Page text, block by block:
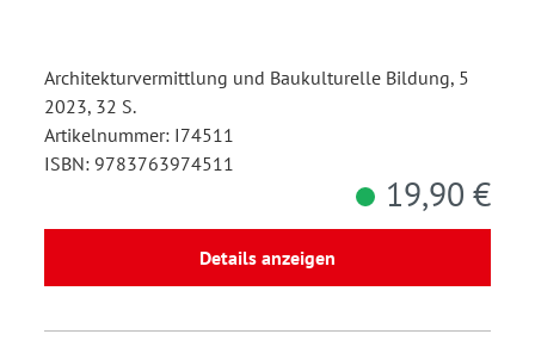
Architekturvermittlung und Baukulturelle Bildung, 5
2023, 32 S.
Artikelnummer: I74511
ISBN: 9783763974511
19,90 €
Details anzeigen